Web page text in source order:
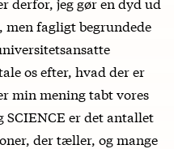
fagligt begrundede
os efter, hvad der er
min mening tabt vores
SCIENCE er det antallet
der tæller, og mange